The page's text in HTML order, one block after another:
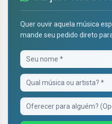
Quer ouvir aquela música
mande seu pedido direto